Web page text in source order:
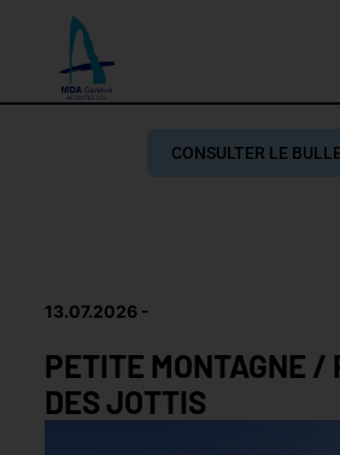
CONSULTER LE
13.07.2026
PETITE MONTAGNE /
DES JOTTIS